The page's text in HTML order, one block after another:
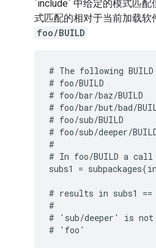
`include` 中给定的模式匹配
式匹配的相对于当前加载软
foo/BUILD
# The following
# foo/BUILD
# foo/bar/baz/BUILD
# foo/bar/but/bad/
# foo/sub/BUILD
# foo/sub/deeper/
#
# In foo/BUILD a
subs1 =
# results in subs1
#
# 'sub/deeper' is not
# 'foo'